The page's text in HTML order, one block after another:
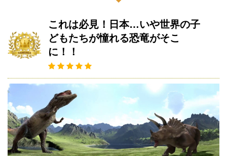
これは必見！日本…いや世界の子
どもたちが憧れる恐竜がそこ
に！！